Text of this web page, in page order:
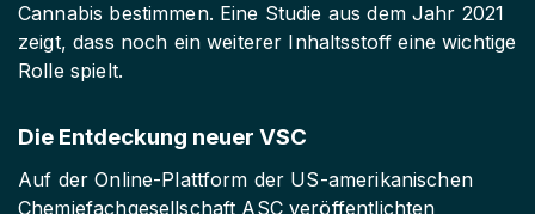
Cannabis bestimmen. Eine Studie aus dem Jahr 2021
zeigt, dass noch ein weiterer Inhaltsstoff eine wichtige
Rolle spielt.
Die Entdeckung neuer VSC
Auf der Online-Plattform der US-amerikanischen
Chemiefachgesellschaft ASC veröffentlichten